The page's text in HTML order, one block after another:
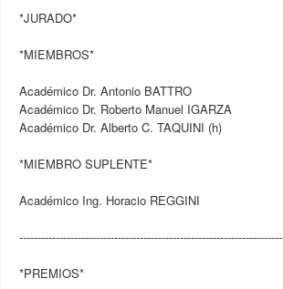
*JURADO*
*MIEMBROS*
Académico Dr. Antonio BATTRO
Académico Dr. Roberto Manuel IGARZA
Académico Dr. Alberto C. TAQUINI (h)
*MIEMBRO SUPLENTE*
Académico Ing. Horacio REGGINI
------------------------------------------------------------------------
*PREMIOS*